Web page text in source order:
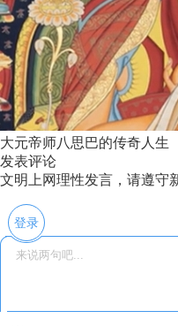
大元帝师八思巴的传奇人生
发表评论
文明上网理性发言，请遵守
登录